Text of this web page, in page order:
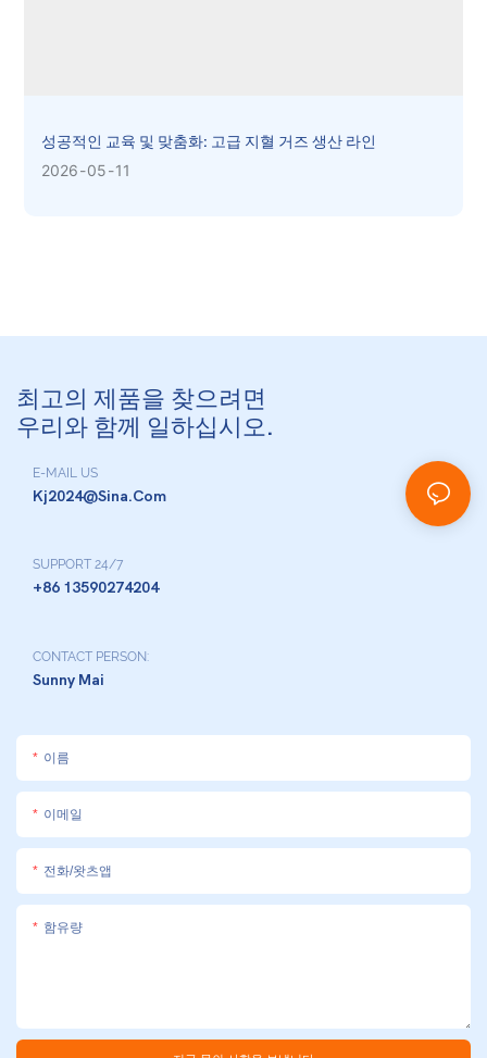
성공적인 교육 및 맞춤화: 고급 지혈 거즈 생산 라인
2026 05 11
최고의 제품을 찾으려면
우리와 함께 일하십시오.
E-MAIL US
Kj2024@sina.com
SUPPORT 24/7
+86 13590274204
CONTACT PERSON:
Sunny Mai
이름
이메일
전화/왓츠앱
함유량